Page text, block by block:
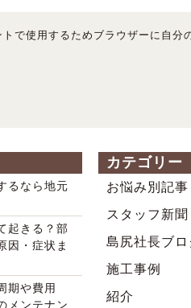
で使用するためブラウザーに自分
るなら地元
起きる？部
因・症状ま
期や費用
メンテナン
カテゴリー
お悩み別記事
スタッフ新聞
島尻社長ブロ
施工事例
紹介